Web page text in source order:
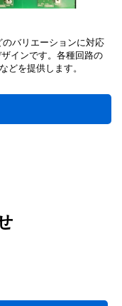
バリエーションに対応
インです。各種回路の
どを提供します。